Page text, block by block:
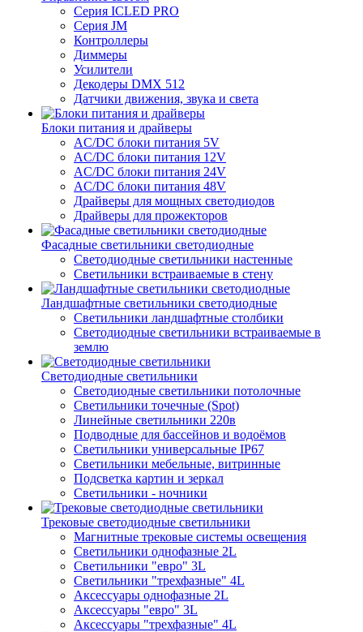
Серия ICLED PRO
Серия JM
Контроллеры
Диммеры
Усилители
Декодеры DMX 512
Датчики движения, звука и света
Блоки питания и драйверы
AC/DC блоки питания 5V
AC/DC блоки питания 12V
AC/DC блоки питания 24V
AC/DC блоки питания 48V
Драйверы для мощных светодиодов
Драйверы для прожекторов
Фасадные светильники светодиодные
Светодиодные светильники настенные
Светильники встраиваемые в стену
Ландшафтные светильники светодиодные
Светильники ландшафтные столбики
Светодиодные светильники встраиваемые в
землю
Светодиодные светильники
Светодиодные светильники потолочные
Светильники точечные (Spot)
Линейные светильники 220в
Подводные для бассейнов и водоёмов
Светильники универсальные IP67
Светильники мебельные, витринные
Подсветка картин и зеркал
Светильники - ночники
Трековые светодиодные светильники
Магнитные трековые системы освещения
Светильники однофазные 2L
Светильники "евро" 3L
Светильники "трехфазные" 4L
Аксессуары однофазные 2L
Аксессуары "евро" 3L
Аксессуары "трехфазные" 4L